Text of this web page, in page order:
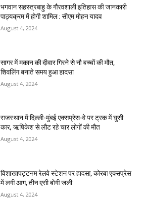
भगवान सहस्त्रबाहु के गौरवशाली इतिहास की जानकारी
पाठ्यक्रम में होगी शामिल : सीएम मोहन यादव
August 4, 2024
सागर में मकान की दीवार गिरने से नौ बच्चों की मौत,
शिवलिंग बनाते समय हुआ हादसा
August 4, 2024
राजस्‍थान में दिल्ली-मुंबई एक्सप्रेस-वे पर ट्रक में घुसी
कार, ऋषिकेश से लौट रहे चार लोगों की मौत
August 4, 2024
विशाखापट्टनम रेलवे स्टेशन पर हादसा, कोरबा एक्सप्रेस
में लगी आग, तीन एसी बोगी जली
August 4, 2024